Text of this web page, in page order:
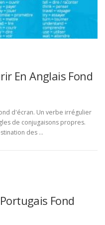
En Anglais Fond
d'écran. Un verbe irrégulier
de conjugaisons propres.
des …
Fond